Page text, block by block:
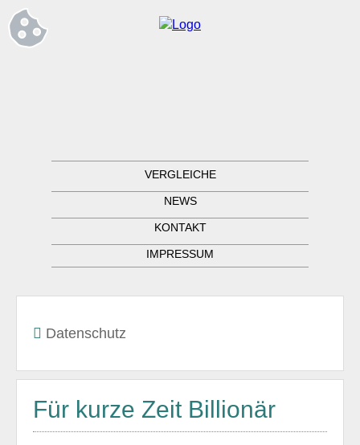
VERGLEICHE
NEWS
KONTAKT
IMPRESSUM
Datenschutz
Für kurze Zeit Billionär